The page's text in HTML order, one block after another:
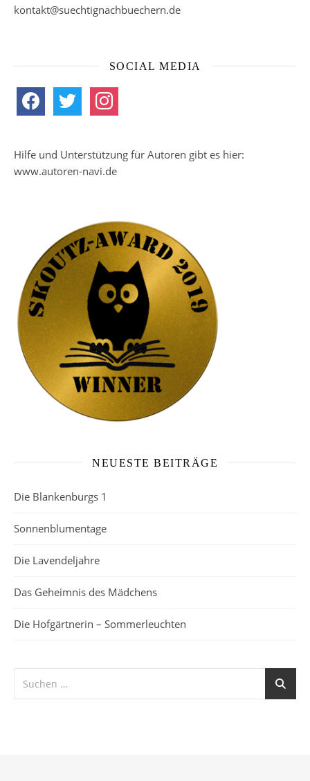
kontakt@suechtignachbuechern.de
SOCIAL MEDIA
facebook twitter instagram
Hilfe und Unterstützung für Autoren gibt es hier:
www.autoren-navi.de
NEUESTE BEITRÄGE
Die Blankenburgs 1
Sonnenblumentage
Die Lavendeljahre
Das Geheimnis des Mädchens
Die Hofgärtnerin – Sommerleuchten